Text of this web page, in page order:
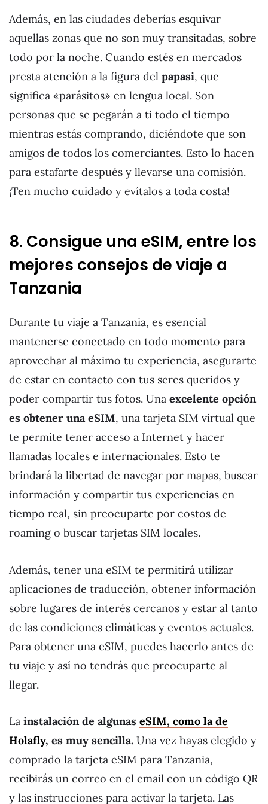
Además, en las ciudades deberías esquivar
aquellas zonas que no son muy transitadas, sobre
todo por la noche. Cuando estés en mercados
presta atención a la figura del papasi, que
significa «parásitos» en lengua local. Son
personas que se pegarán a ti todo el tiempo
mientras estás comprando, diciéndote que son
amigos de todos los comerciantes. Esto lo hacen
para estafarte después y llevarse una comisión.
¡Ten mucho cuidado y evítalos a toda costa!
8. Consigue una eSIM, entre los
mejores consejos de viaje a
Tanzania
Durante tu viaje a Tanzania, es esencial
mantenerse conectado en todo momento para
aprovechar al máximo tu experiencia, asegurarte
de estar en contacto con tus seres queridos y
poder compartir tus fotos. Una excelente opción
es obtener una eSIM, una tarjeta SIM virtual que
te permite tener acceso a Internet y hacer
llamadas locales e internacionales. Esto te
brindará la libertad de navegar por mapas, buscar
información y compartir tus experiencias en
tiempo real, sin preocuparte por costos de
roaming o buscar tarjetas SIM locales.
Además, tener una eSIM te permitirá utilizar
aplicaciones de traducción, obtener información
sobre lugares de interés cercanos y estar al tanto
de las condiciones climáticas y eventos actuales.
Para obtener una eSIM, puedes hacerlo antes de
tu viaje y así no tendrás que preocuparte al
llegar.
La instalación de algunas eSIM, como la de
Holafly, es muy sencilla. Una vez hayas elegido y
comprado la tarjeta eSIM para Tanzania,
recibirás un correo en el email con un código QR
y las instrucciones para activar la tarjeta. Las